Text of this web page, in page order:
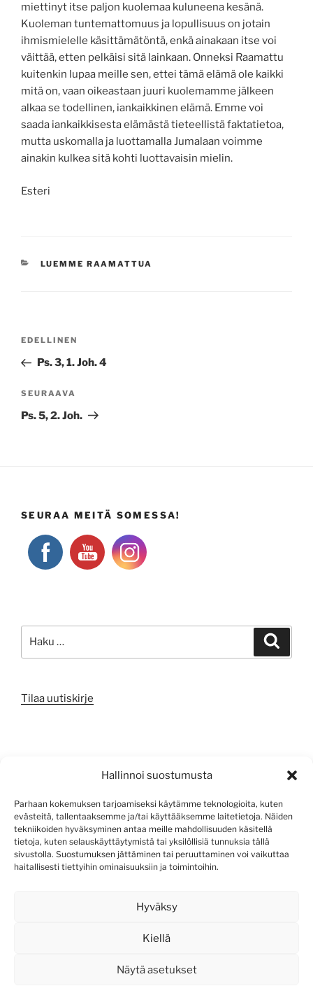
Hallinnoi suostumusta
Parhaan kokemuksen tarjoamiseksi käytämme teknologioita, kuten
evästeitä, tallentaaksemme ja/tai käyttääksemme laitetietoja. Näiden
tekniikoiden hyväksyminen antaa meille mahdollisuuden käsitellä
tietoja, kuten selauskäyttäytymistä tai yksilöllisiä tunnuksia tällä
sivustolla. Suostumuksen jättäminen tai peruuttaminen voi vaikuttaa
haitallisesti tiettyihin ominaisuuksiin ja toimintoihin.
Hyväksy
Kiellä
Näytä asetukset
miettinyt itse paljon kuolemaa kuluneena kesänä.
Kuoleman tuntemattomuus ja lopullisuus on jotain
ihmismielelle käsittämätöntä, enkä ainakaan itse voi
väittää, etten pelkäisi sitä lainkaan. Onneksi Raamattu
kuitenkin lupaa meille sen, ettei tämä elämä ole kaikki
mitä on, vaan oikeastaan juuri kuolemamme jälkeen
alkaa se todellinen, iankaikkinen elämä. Emme voi
saada iankaikkisesta elämästä tieteellistä faktatietoa,
mutta uskomalla ja luottamalla Jumalaan voimme
ainakin kulkea sitä kohti luottavaisin mielin.
Esteri
KATEGORIAT
LUEMME RAAMATTUA
Edellinen
artikkeli
EDELLINEN
Ps. 3, 1. Joh. 4
Seuraava
artikkeli
SEURAAVA
Ps. 5, 2. Joh.
SEURAA MEITÄ SOMESSA!
Tilaa uutiskirje
Sisältösyöte
Kommenttisyöte